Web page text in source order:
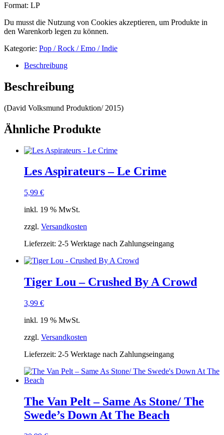
Format: LP
Du musst die Nutzung von Cookies akzeptieren, um Produkte in
den Warenkorb legen zu können.
Kategorie: Pop / Rock / Emo / Indie
Beschreibung
Beschreibung
(David Volksmund Produktion/ 2015)
Ähnliche Produkte
Les Aspirateurs – Le Crime
5,99 €
inkl. 19 % MwSt.
zzgl. Versandkosten
Lieferzeit: 2-5 Werktage nach Zahlungseingang
Tiger Lou – Crushed By A Crowd
3,99 €
inkl. 19 % MwSt.
zzgl. Versandkosten
Lieferzeit: 2-5 Werktage nach Zahlungseingang
The Van Pelt ‎– Same As Stone/ The
Swede’s Down At The Beach